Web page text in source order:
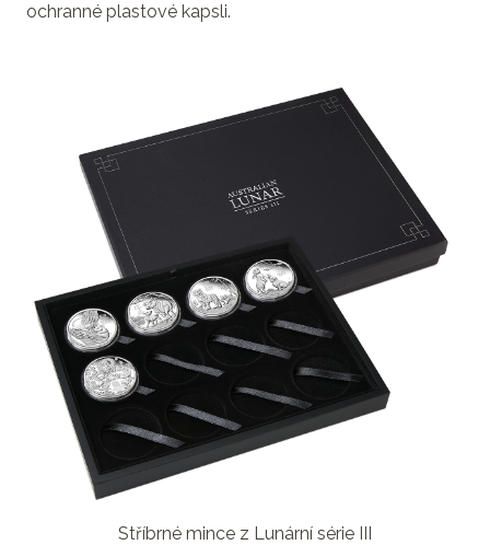
ochranné plastové kapsli.
Stříbrné mince z Lunární série III